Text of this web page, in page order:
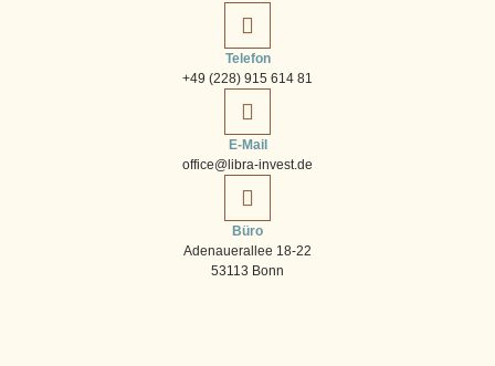
Telefon
+49 (228) 915 614 81
E-Mail
office@libra-invest.de
Büro
Adenauerallee 18-22
53113 Bonn